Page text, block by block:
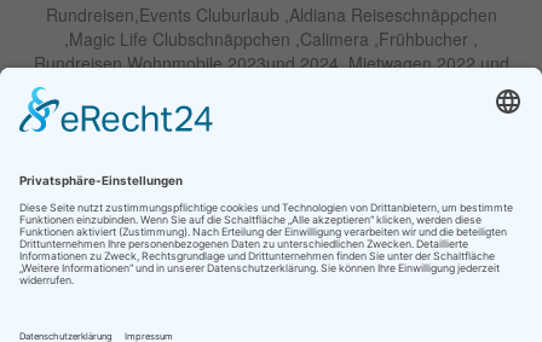
Rundreisen,Events Cluburlaub ,Aldiana Reiseschnäppchen
,Magic Life Clubschnäppchen ,Calimera ,Frühbucher ,
Rundreisen Wohnmobile 2023und 2024 ,Mietwagen 2022 und
Weihnachtreisen 2022 und 2023 , Silvesterreisen 2022 und 2032,
Namibia, Wohnmobile , Billige Angebote, Touren,Angebote Für
Mietwagentouren , Billige Lastminute Angebote Für
Mietwagenrundreisen, Mietwagenreisen ,Selbstfahrertouren
RIU Urlaubs Angebote - RIU Urlaub Schnäppchen - RIU Clubhotel
- Lastminute RIU - Riu Palace Hotels - Robinson Clubs -
Familien Angebote Europa Park Freizeitpark